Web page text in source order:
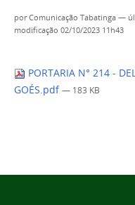
porComunicação Tabatinga —
modificação 02/10/2023 11h43
PORTARIA N° 214 -
GOÉS.pdf — 183 KB